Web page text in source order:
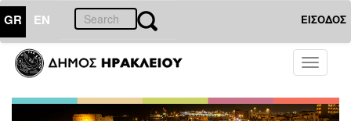
GR EN ΕΙΣΟΔΟΣ
Toggle
ΔΗΜΟΣ
Δελτία
Τύπου